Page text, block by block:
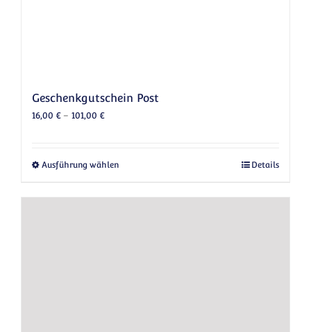
Geschenkgutschein Post
16,00 €– 101,00 €
Ausführung wählenDieses Produkt weist mehrere Varianten
Details